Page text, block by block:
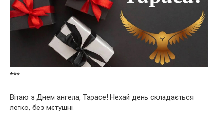
***
Вітаю з Днем ангела, Тарасе! Нехай день складається
легко, без метушні.